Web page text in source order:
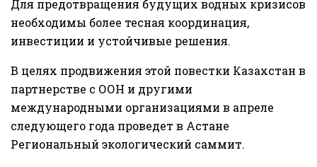
Для предотвращения будущих водных кризисов
необходимы более тесная координация,
инвестиции и устойчивые решения.
В целях продвижения этой повестки Казахстан в
партнерстве с ООН и другими
международными организациями в апреле
следующего года проведет в Астане
Региональный экологический саммит.